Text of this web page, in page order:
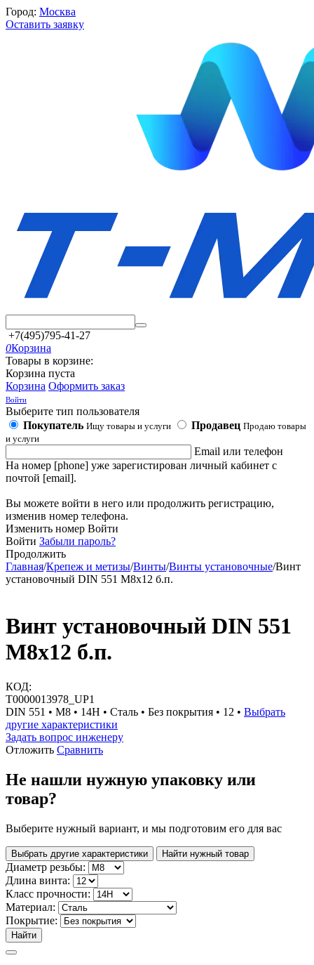
Город: Москва
Оставить заявку
+7(495)795-41-27
0Корзина
Товары в корзине:
Корзина пуста
Корзина Оформить заказ
Войти
Выберите тип пользователя
Покупатель Ищу товары и услуги Продавец Продаю товары
и услуги
Email или телефон
На номер [phone] уже зарегистирован личный кабинет с
почтой [email].
Вы можете войти в него или продолжить регистрацию,
изменив номер телефона.
Изменить номер Войти
Войти Забыли пароль?
Продолжить
Главная/Крепеж и метизы/Винты/Винты установочные/Винт
установочный DIN 551 М8х12 б.п.
Винт установочный DIN 551
М8х12 б.п.
КОД:
Т0000013978_UP1
DIN 551 • М8 • 14H • Сталь • Без покрытия • 12 • Выбрать
другие характеристики
Задать вопрос инженеру
Отложить Сравнить
Не нашли нужную упаковку или
товар?
Выберите нужный вариант, и мы подготовим его для вас
Выбрать другие характеристики Найти нужный товар
Диаметр резьбы:
Длина винта:
Класс прочности:
Материал:
Покрытие:
Найти